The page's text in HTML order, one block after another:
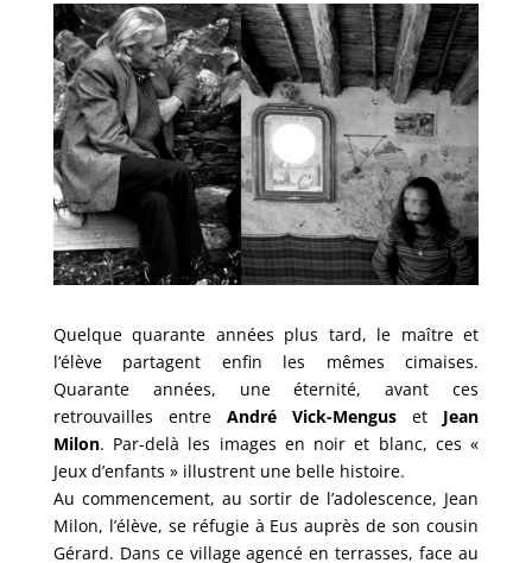
Quelque quarante années plus tard, le maître et
l’élève partagent enfin les mêmes cimaises.
Quarante années, une éternité, avant ces
retrouvailles entre André Vick-Mengus et Jean
Milon. Par-delà les images en noir et blanc, ces «
Jeux d’enfants » illustrent une belle histoire.
Au commencement, au sortir de l’adolescence, Jean
Milon, l’élève, se réfugie à Eus auprès de son cousin
Gérard. Dans ce village agencé en terrasses, face au